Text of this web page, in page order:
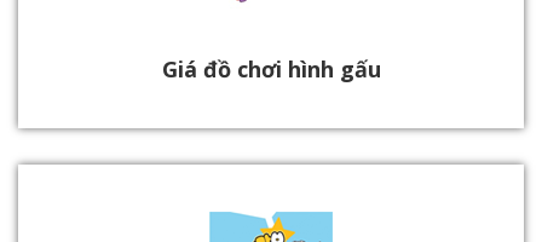
Giá đồ chơi hình gấu